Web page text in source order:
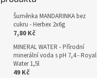
Šuměnka MANDARINKA bez
cukru - Herbex 2x6g
7,80 Kč
MINERAL WATER - Přírodní
minerální voda s pH 7,4 - Royal
Water 1,5l
49 Kč